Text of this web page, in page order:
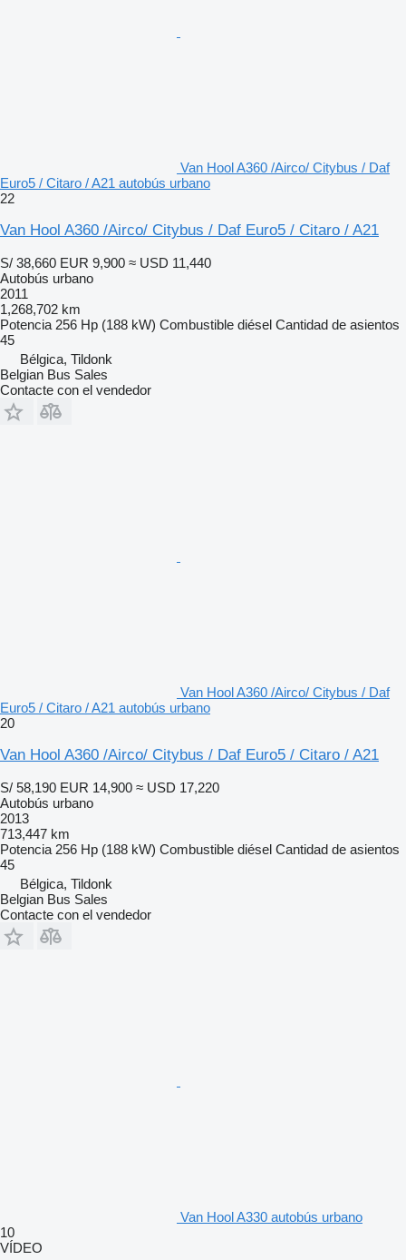
Van Hool A360 /Airco/ Citybus / Daf
Euro5 / Citaro / A21 autobús urbano
22
Van Hool A360 /Airco/ Citybus / Daf Euro5 / Citaro / A21
S/ 38,660 EUR 9,900 ≈ USD 11,440
Autobús urbano
2011
1,268,702 km
Potencia 256 Hp (188 kW) Combustible diésel Cantidad de asientos
45
Bélgica, Tildonk
Belgian Bus Sales
Contacte con el vendedor
Van Hool A360 /Airco/ Citybus / Daf
Euro5 / Citaro / A21 autobús urbano
20
Van Hool A360 /Airco/ Citybus / Daf Euro5 / Citaro / A21
S/ 58,190 EUR 14,900 ≈ USD 17,220
Autobús urbano
2013
713,447 km
Potencia 256 Hp (188 kW) Combustible diésel Cantidad de asientos
45
Bélgica, Tildonk
Belgian Bus Sales
Contacte con el vendedor
Van Hool A330 autobús urbano
10
VÍDEO